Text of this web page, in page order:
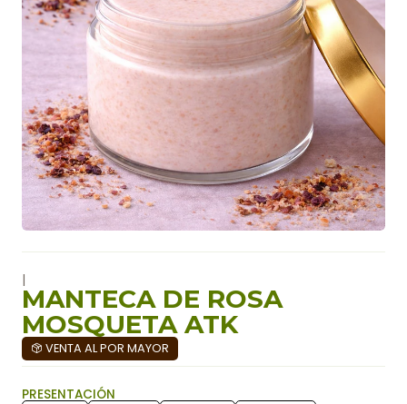
|
MANTECA DE ROSA
MOSQUETA ATK
VENTA AL POR MAYOR
PRESENTACIÓN